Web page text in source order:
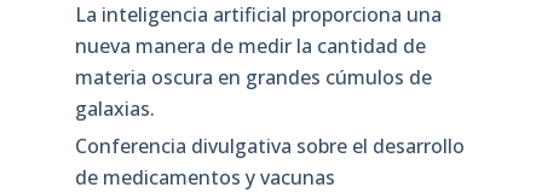
La inteligencia artificial proporciona una
nueva manera de medir la cantidad de
materia oscura en grandes cúmulos de
galaxias.
Conferencia divulgativa sobre el desarrollo
de medicamentos y vacunas